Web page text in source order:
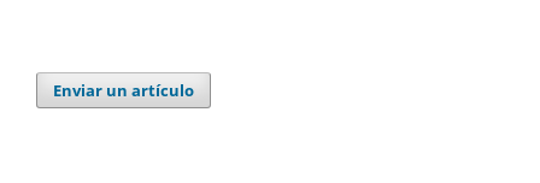
Enviar un artículo